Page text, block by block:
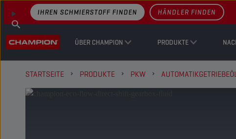
ÜBER CHAMPION PRODUKTE
IHREN SCHMIERSTOFF FINDEN HÄNDLER FINDEN
STARTSEITE PRODUKTE PKW